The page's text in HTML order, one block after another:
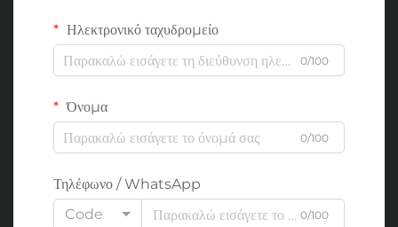
Ηλεκτρονικό ταχυδρομείο
0/100
Όνομα
0/100
Τηλέφωνο / WhatsApp
Code
0/100